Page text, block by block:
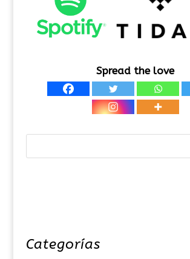
Spread the love
Categorías